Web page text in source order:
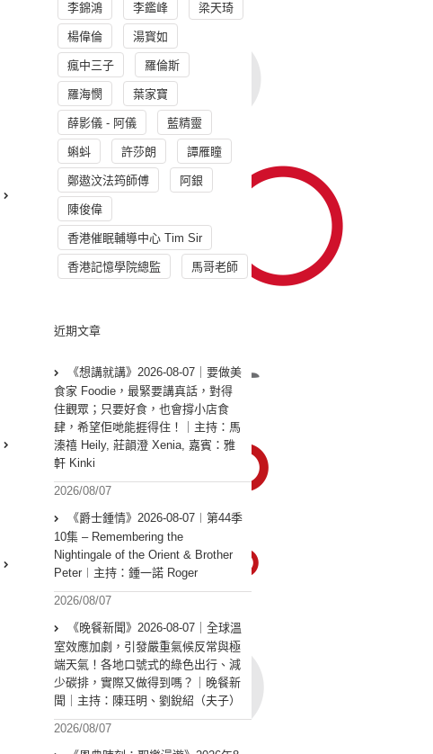
李錦鴻 李鑑峰 梁天琦
楊偉倫 湯寳如
瘋中三子 羅倫斯
羅海憫 葉家寶
薛影儀 - 阿儀 藍精靈
蝌蚪 許莎朗 譚雁瞳
鄭遨汶法筠師傅 阿銀
陳俊偉
香港催眠輔導中心 Tim Sir
香港記憶學院總監 馬哥老師
近期文章
《想講就講》2026-08-07｜要做美
食家 Foodie，最緊要講真話，對得
住觀眾；只要好食，也會撐小店食
肆，希望佢哋能捱得住！｜主持：馬
溱禧 Heily, 莊韻澄 Xenia, 嘉賓：雅
軒 Kinki
2026/08/07
《爵士鍾情》2026-08-07︱第44季
10集 – Remembering the
Nightingale of the Orient & Brother
Peter︱主持：鍾一諾 Roger
2026/08/07
《晚餐新聞》2026-08-07｜全球溫
室效應加劇，引發嚴重氣候反常與極
端天氣！各地口號式的綠色出行、減
少碳排，實際又做得到嗎？｜晚餐新
聞｜主持：陳珏明、劉銳紹（夫子）
2026/08/07